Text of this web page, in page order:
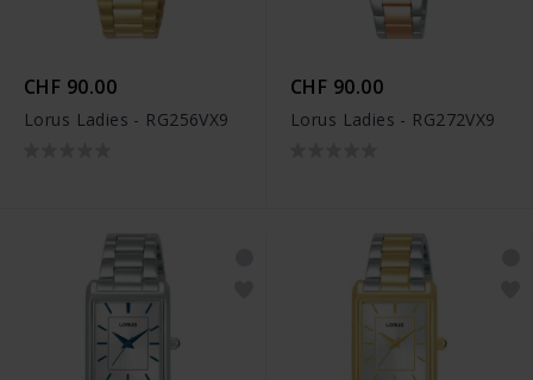
CHF 90.00
Lorus Ladies - RG256VX9
CHF 90.00
Lorus Ladies - RG272VX9